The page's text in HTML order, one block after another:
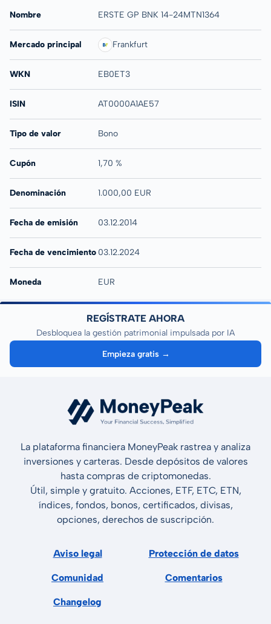
Nombre ERSTE GP BNK 14-24MTN1364
Mercado principal Frankfurt
WKN EB0ET3
ISIN AT0000A1AE57
Tipo de valor Bono
Cupón 1,70 %
Denominación 1.000,00 EUR
Fecha de emisión 03.12.2014
Fecha de vencimiento 03.12.2024
Moneda EUR
REGÍSTRATE AHORA
Desbloquea la gestión patrimonial impulsada por IA
Empieza gratis →
La plataforma financiera MoneyPeak rastrea y analiza
inversiones y carteras. Desde depósitos de valores
hasta compras de criptomonedas.
Útil, simple y gratuito. Acciones, ETF, ETC, ETN,
índices, fondos, bonos, certificados, divisas,
opciones, derechos de suscripción.
Aviso legal Protección de datos
Comunidad Comentarios
Changelog